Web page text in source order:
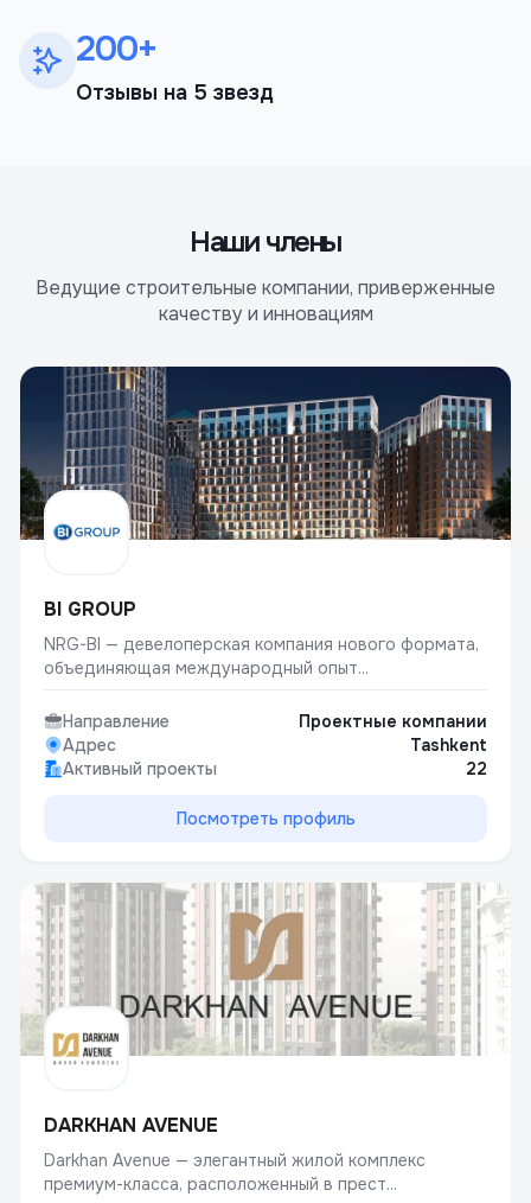
200+
Отзывы на 5 звезд
Наши члены
Ведущие строительные компании, приверженные
качеству и инновациям
BI GROUP
NRG-BI — девелоперская компания нового формата,
объединяющая международный опыт...
Направление
Проектные компании
Адрес
Tashkent
Активный проекты
22
Посмотреть профиль
DARKHAN AVENUE
Darkhan Avenue — элегантный жилой комплекс
премиум-класса, расположенный в прест...